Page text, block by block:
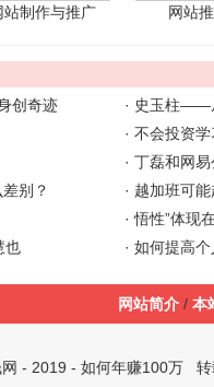
站制作与推广 网站
创奇迹 · 史玉柱——
· 不会投资
· 丁磊和网
别？ · 越加班可
·悟性”体现
也 · 如何提高
网站简介 / 本
- 2019 -如何年赚100万 转